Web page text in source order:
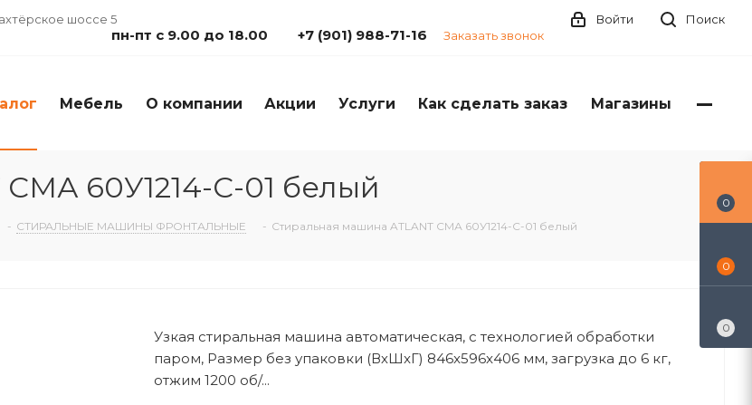
шоссе 5 Поиск
Войти
пн-пт с 9.00 до 18.00 +7 (901) 988-71-16 Заказать звонок
Мебель О компании Акции Услуги Как сделать заказ Магазины
60У1214-С-01 белый
- СТИРАЛЬНЫЕ МАШИНЫ ФРОНТАЛЬНЫЕ - Стиральная машина ATLANT СМА 60У1214-С-01 белый
Узкая стиральная машина автоматическая, с технологией обработки
паром, Размер без упаковки (ВхШxГ) 846x596x406 мм, загрузка до 6 кг,
отжим 1200 об/...
0
0
0